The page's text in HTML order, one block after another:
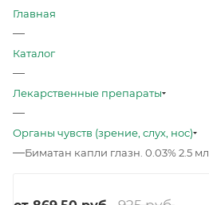
Главная
—
Каталог
—
Лекарственные препараты
—
Органы чувств (зрение, слух, нос)
—Биматан капли глазн. 0.03% 2.5 мл